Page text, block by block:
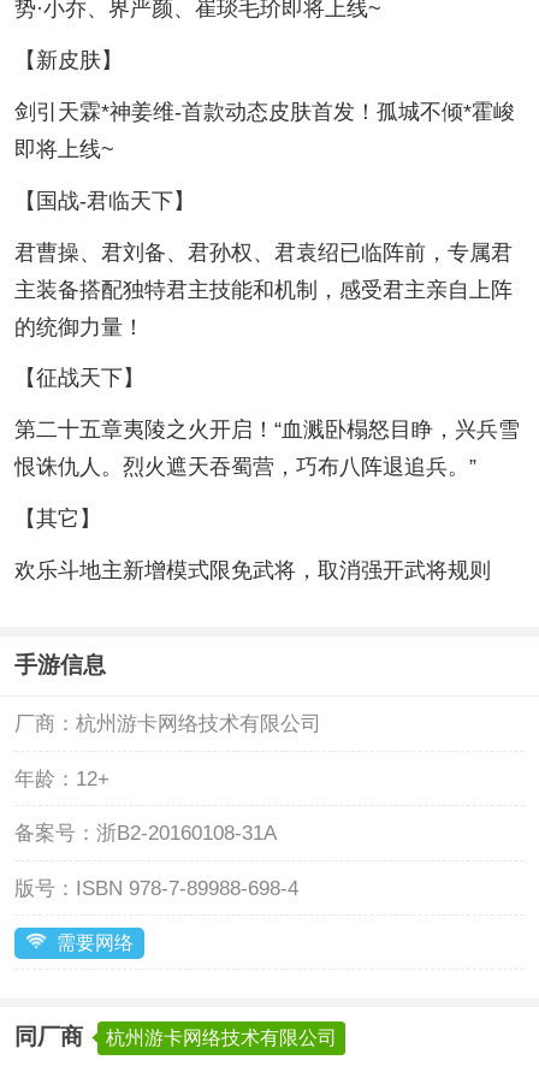
势·小乔、界严颜、崔琰毛玠即将上线~
【新皮肤】
剑引天霖*神姜维-首款动态皮肤首发！孤城不倾*霍峻
即将上线~
【国战-君临天下】
君曹操、君刘备、君孙权、君袁绍已临阵前，专属君
主装备搭配独特君主技能和机制，感受君主亲自上阵
的统御力量！
【征战天下】
第二十五章夷陵之火开启！“血溅卧榻怒目睁，兴兵雪
恨诛仇人。烈火遮天吞蜀营，巧布八阵退追兵。”
【其它】
欢乐斗地主新增模式限免武将，取消强开武将规则
手游信息
厂商： 杭州游卡网络技术有限公司
年龄： 12+
备案号： 浙B2-20160108-31A
版号： ISBN 978-7-89988-698-4
需要网络
同厂商 杭州游卡网络技术有限公司